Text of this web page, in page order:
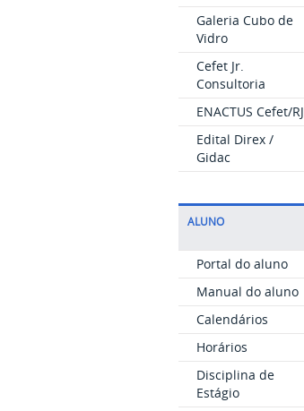
Galeria Cubo de
Vidro
Cefet Jr.
Consultoria
ENACTUS Cefet/RJ
Edital Direx /
Gidac
ALUNO
Portal do aluno
Manual do aluno
Calendários
Horários
Disciplina de
Estágio